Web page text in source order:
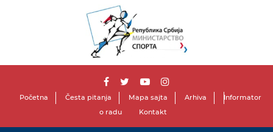
Početna Česta pitanja Mapa sajta Arhiva
Informator
o radu
Kontakt